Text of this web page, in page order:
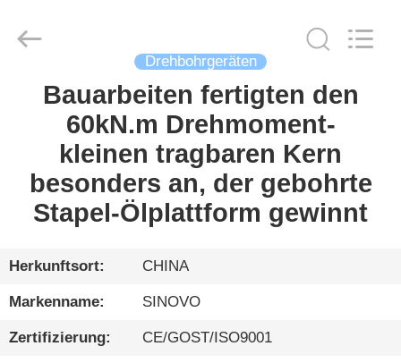
HAUS
PRODUKTE
VR
SHOW
ÜBER
Heavy
Industry
Drehbohrgeräten
Bauarbeiten fertigten den
60kN.m Drehmoment-
kleinen tragbaren Kern
besonders an, der gebohrte
Stapel-Ölplattform gewinnt
Herkunftsort: CHINA
Markenname: SINOVO
Zertifizierung: CE/GOST/ISO9001